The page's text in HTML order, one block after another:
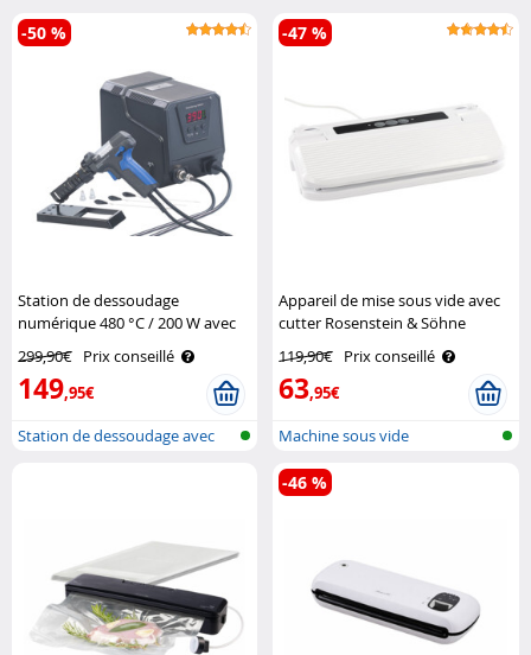
Station de dessoudage
numérique 480 °C / 200 W avec
299,90€ Prix conseillé
149,95€
-50 %
Station de dessoudage avec
Appareil de mise sous vide avec
cutter Rosenstein & Söhne
119,90€ Prix conseillé
63,95€
-47 %
Machine sous vide
-46 %